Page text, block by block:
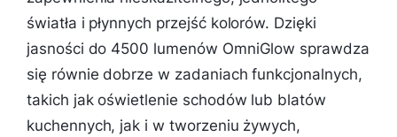
światła i płynnych przejść kolorów. Dzięki
jasności do 4500 lumenów OmniGlow sprawdza
się równie dobrze w zadaniach funkcjonalnych,
takich jak oświetlenie schodów lub blatów
kuchennych, jak i w tworzeniu żywych,